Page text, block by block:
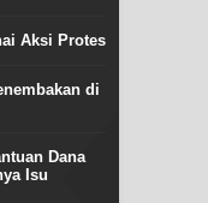
Aksi Protes
di
Dana
Isu